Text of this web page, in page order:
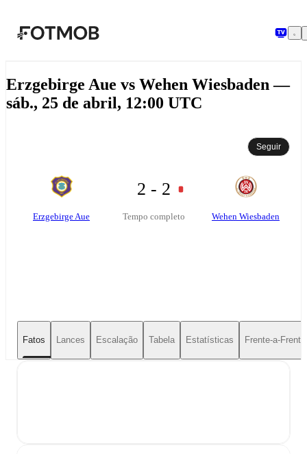
Erzgebirge Aue vs Wehen Wiesbaden —
sáb., 25 de abril, 12:00 UTC
Seguir
Erzgebirge Aue
2 - 2
Tempo completo Wehen Wiesbaden
Fatos Lances Escalação Tabela Estatísticas Frente-a-Frente